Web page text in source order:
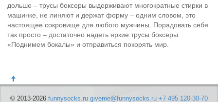
дольше – трусы боксеры выдерживают многократные стирки в
машинке, не линяют и держат форму – одним словом, это
настоящее сокровище для любого мужчины. Порадовать себя
так просто – достаточно надеть яркие трусы боксеры
«Поднимем бокалы» и отправиться покорять мир.
© 2013-2026 funnysocks.ru giveme@funnysocks.ru +7 495 120-30-70